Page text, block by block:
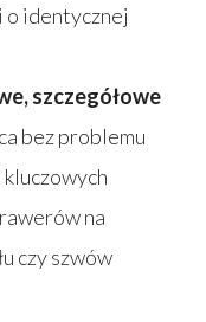
o identycznej
szczegółowe
bez problemu
na
czy szwów